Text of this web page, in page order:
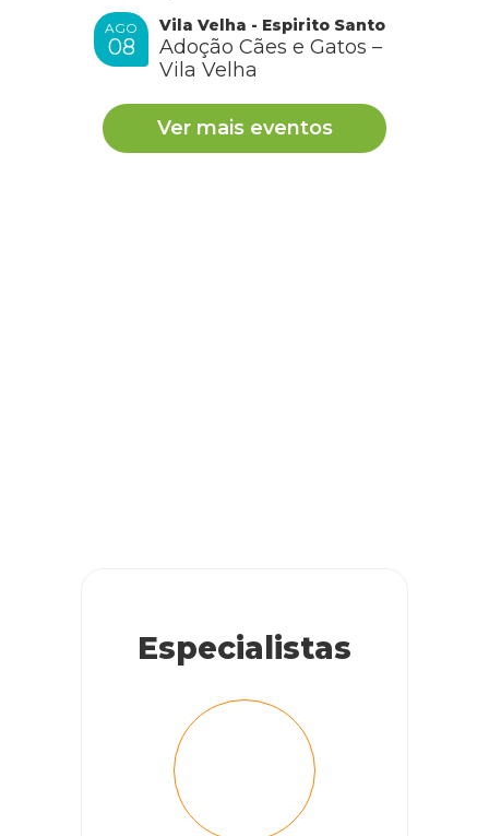
AGO
08
Vila Velha - Espirito Santo
Adoção Cães e Gatos –
Vila Velha
Ver mais eventos
Especialistas